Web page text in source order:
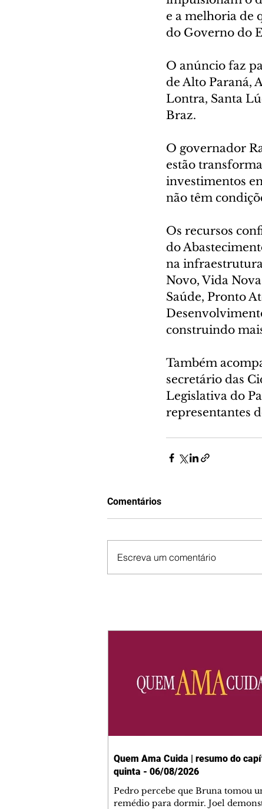
e a melhoria de
do Governo do
O anúncio faz
de Alto Paraná,
Lontra, Santa
Braz.
O governador
estão
investimentos
não têm
Os recursos
do
na
Novo, Vida
Saúde, Pronto
construindo
Também
secretário das
Legislativa do
representantes
Comentários
Escreva um comentário
Quem Ama Cuida | resumo do
quinta - 06/08/2026
Pedro percebe que Bruna tomou
remédio para dormir. Joel